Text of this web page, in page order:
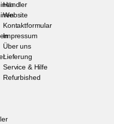
Händler
Website
Kontaktformular
Impressum
Über uns
Lieferung
Service & Hilfe
Refurbished